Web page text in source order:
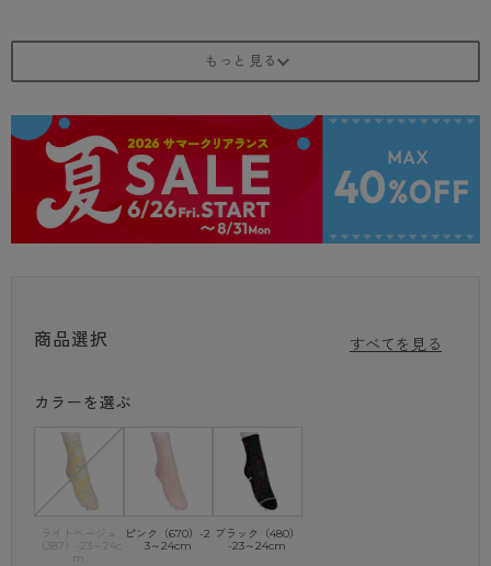
ブランドの象徴である「クラブチェック」や「クレスト－紋章」を筆頭
商品紹介
ガーデン柄が施された綿混素材のショートクルー丈ソックス。
ソフトなクチゴムが足を優しく包み込みます。
カラーはライトベージュ、ピンク、ブラックの3色で23～24cmのサイズ
・ショートクルー
・ソフトクチゴム
※商品画像はできる限り実物の色に近づけるよう調整しておりますが、
ご覧になる環境（PCのモニタ設定やスマホ画面シール等）により
実物と色味が異なる場合がございます。
商品選択 すべてを見る
カラーを選ぶ
ライトベージュ
（387）-23～24c
m
ピンク（670）-2
3～24cm
ブラック（480）
-23～24cm